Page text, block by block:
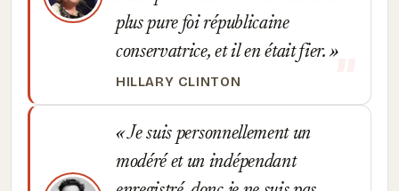
plus pure foi républicaine
conservatrice, et il en était fier.
HILLARY CLINTON
Je suis personnellement un
modéré et un indépendant